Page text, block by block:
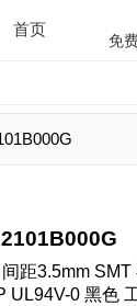
首页
免
距3.5mm SMT
UL94V-0 黑色